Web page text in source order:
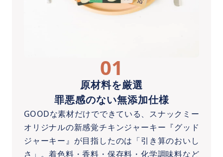
01
原材料を厳選
罪悪感のない無添加仕様
GOODな素材だけでできている、スナックミー
オリジナルの新感覚チキンジャーキー『グッド
ジャーキー』が目指したのは「引き算のおいし
さ」。着色料・香料・保存料・化学調味料など